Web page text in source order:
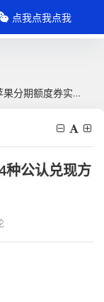
盘点：4种公认兑现方法，额度再小也能1分钟搞定！
种公认兑现方
点我点我点我